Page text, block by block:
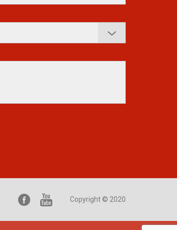
Copyright © 2020